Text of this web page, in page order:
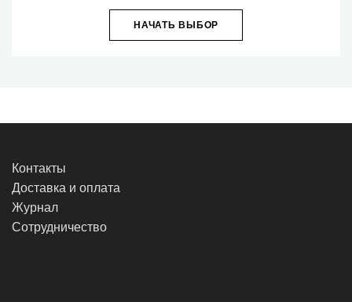
НАЧАТЬ ВЫБОР
Контакты
Доставка и оплата
Журнал
Сотрудничество